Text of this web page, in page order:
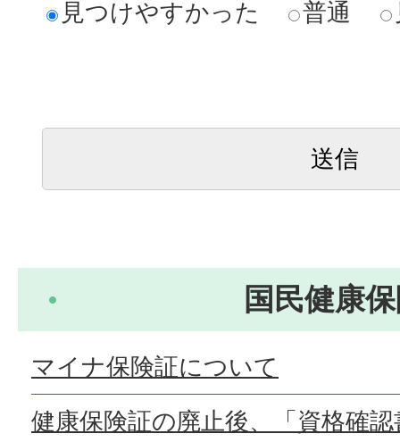
見つけやすかった 普通
国民健康
マイナ保険証について
健康保険証の廃止後、「資格確